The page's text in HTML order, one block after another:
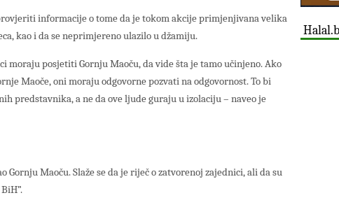
informacije o tome da je tokom akcije primjenjivana velika
kao i da se neprimjereno ulazilo u džamiju.
moraju posjetiti Gornju Maoču, da vide šta je tamo učinjeno. Ako
Maoče, oni moraju odgovorne pozvati na odgovornost. To bi
predstavnika, a ne da ove ljude guraju u izolaciju – naveo je
Gornju Maoču. Slaže se da je riječ o zatvorenoj zajednici, ali da su